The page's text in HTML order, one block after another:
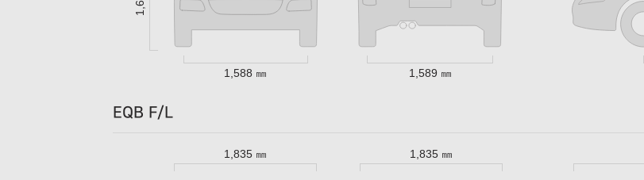
1,588 ㎜ 1,589 ㎜
EQB F/L
1,835 ㎜ 1,835 ㎜